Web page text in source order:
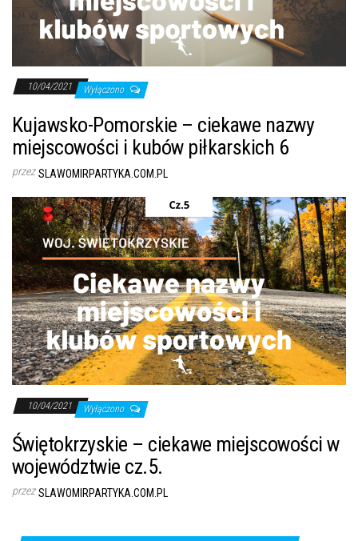
10/04/2021 Wyłączono
Kujawsko-Pomorskie – ciekawe nazwy
miejscowości i kubów piłkarskich 6
przez SLAWOMIRPARTYKA.COM.PL
10/04/2021 Wyłączono
Świętokrzyskie – ciekawe miejscowości w
województwie cz.5.
przez SLAWOMIRPARTYKA.COM.PL